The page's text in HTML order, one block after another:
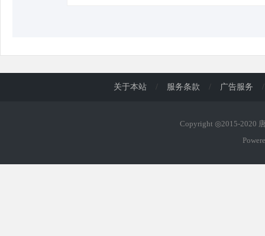
关于本站 / 服务条款 / 广告服务 /
Copyright ◎2015-2020